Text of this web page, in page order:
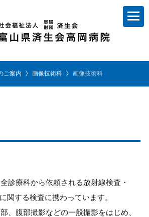
ご案内 画像技術科 画像技術科
診療科から依頼される放射線検査・
関する検査に携わっています。
、腹部撮影などの一般撮影をはじめ、